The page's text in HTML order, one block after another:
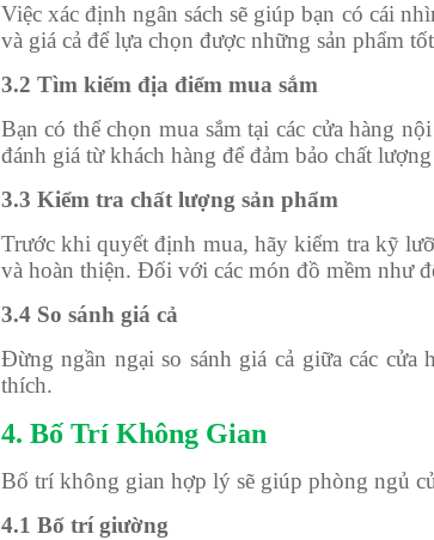
Việc xác định ngân sách sẽ giúp bạn có cái
và giá cả để lựa chọn được những sản phẩm
3.2 Tìm kiếm địa điểm mua sắm
Bạn có thể chọn mua sắm tại các cửa hàng
đánh giá từ khách hàng để đảm bảo chất
3.3 Kiểm tra chất lượng sản phẩm
Trước khi quyết định mua, hãy kiểm tra kỹ
và hoàn thiện. Đối với các món đồ mềm như
3.4 So sánh giá cả
Đừng ngần ngại so sánh giá cả giữa các
thích.
4. Bố Trí Không Gian
Bố trí không gian hợp lý sẽ giúp phòng ngủ
4.1 Bố trí giường